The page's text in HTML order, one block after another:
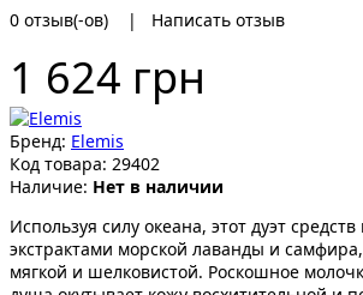
0 отзыв(-ов) | Написать отзыв
1 624 грн
Бренд: Elemis
Код товара: 29402
Наличие: Нет в наличии
Используя силу океана, этот дуэт
экстрактами морской лаванды и
мягкой и шелковистой. Роскошное